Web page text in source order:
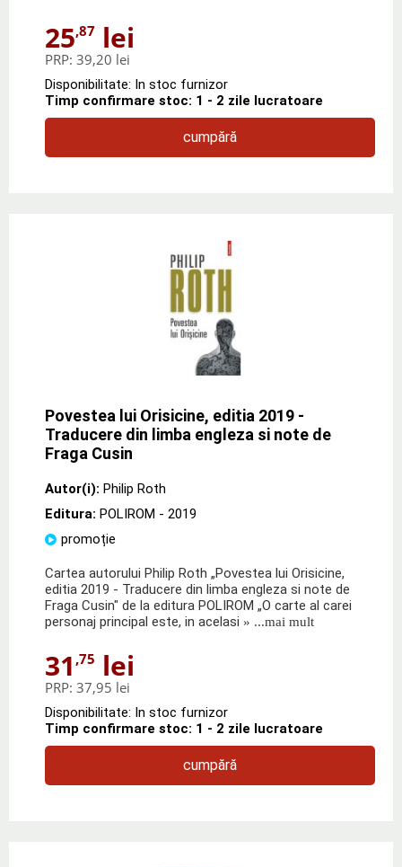
25,87 lei
PRP: 39,20 lei
Disponibilitate: In stoc furnizor
Timp confirmare stoc: 1 - 2 zile lucratoare
cumpără
Povestea lui Orisicine, editia 2019 -
Traducere din limba engleza si note de
Fraga Cusin
Autor(i): Philip Roth
Editura: POLIROM - 2019
promoție
Cartea autorului Philip Roth „Povestea lui Orisicine,
editia 2019 - Traducere din limba engleza si note de
Fraga Cusin" de la editura POLIROM „O carte al carei
personaj principal este, in acelasi » ...mai mult
31 ,75 lei
PRP: 37,95 lei
Disponibilitate: In stoc furnizor
Timp confirmare stoc: 1 - 2 zile lucratoare
cumpără